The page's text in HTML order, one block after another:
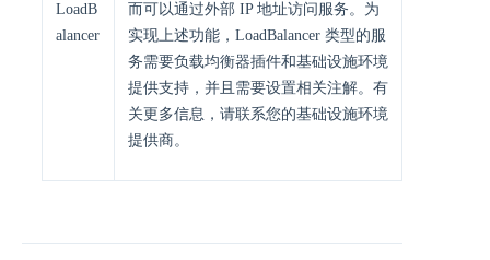
LoadB
alancer
而可以通过外部 IP 地址访问服务。为
实现上述功能，LoadBalancer 类型的服
务需要负载均衡器插件和基础设施环境
提供支持，并且需要设置相关注解。有
关更多信息，请联系您的基础设施环境
提供商。